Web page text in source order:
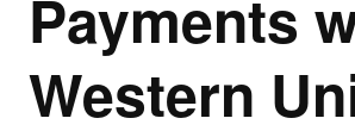
Payments
Western